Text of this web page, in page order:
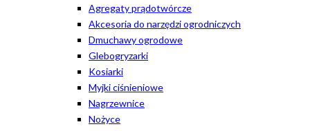
Agregaty prądotwórcze
Akcesoria do narzędzi ogrodniczych
Dmuchawy ogrodowe
Glebogryzarki
Kosiarki
Myjki ciśnieniowe
Nagrzewnice
Nożyce